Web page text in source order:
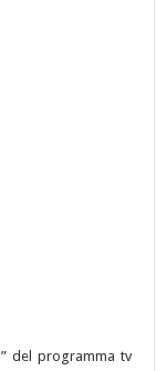
” del programma tv